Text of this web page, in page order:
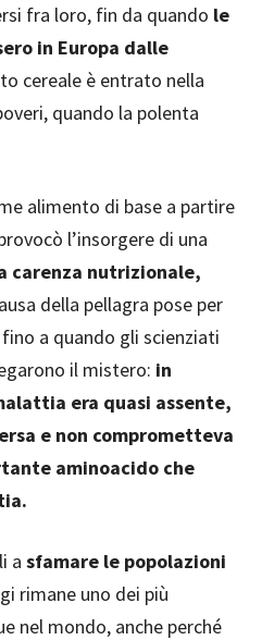
fra loro, fin da quando le
in Europa dalle
cereale è entrato nella
quando la polenta
alimento di base a partire
l’insorgere di una
carenza nutrizionale,
della pellagra pose per
a quando gli scienziati
il mistero: in
era quasi assente,
e non comprometteva
aminoacido che
a sfamare le popolazioni
rimane uno dei più
nel mondo, anche perché